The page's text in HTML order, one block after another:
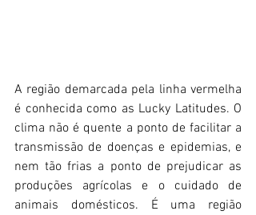
A região demarcada pela linha vermelha
é conhecida como as Lucky Latitudes. O
clima não é quente a ponto de facilitar a
transmissão de doenças e epidemias, e
nem tão frias a ponto de prejudicar as
produções agrícolas e o cuidado de
animais domésticos. É uma região